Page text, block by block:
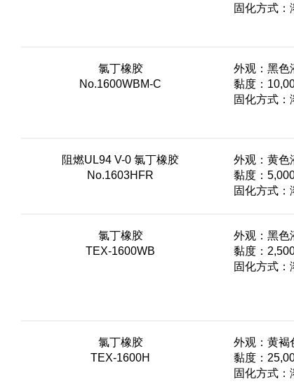
固化方式
氯丁橡胶
No.1600WBM-C
外观：黑色
黏度：
固化方式
阻燃UL94 V-0 氯丁橡胶
No.1603HFR
外观：黄色
黏度：
固化方式
氯丁橡胶
TEX-1600WB
外观：黑色
黏度：
固化方式
氯丁橡胶
TEX-1600H
外观：黄褐
黏度：
固化方式